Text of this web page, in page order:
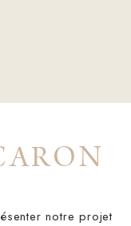
notre projet